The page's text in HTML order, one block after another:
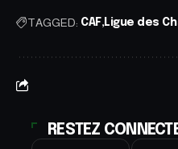
TAGGED: CAF Ligue des
RESTEZ